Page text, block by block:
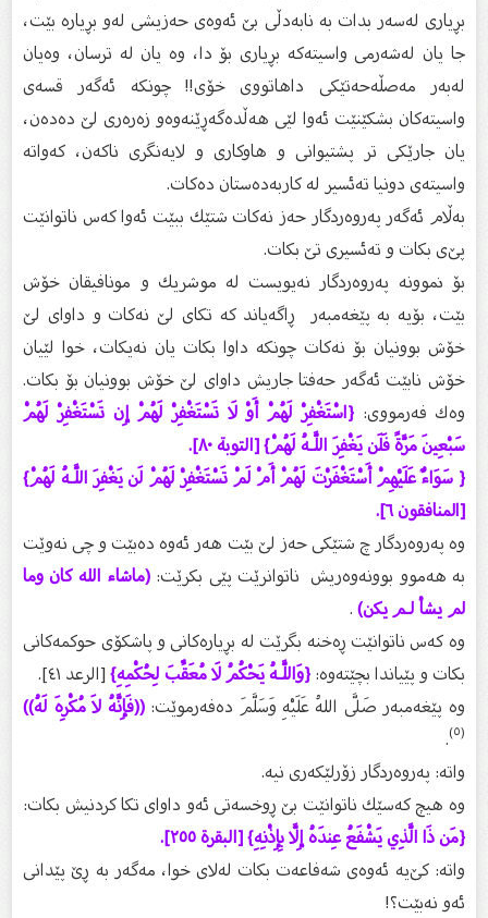
بڕیاری لەسەر بدات بە نابەدڵی بێ‌ ئەوەی حەزیشی لەو بڕیارە بێت،
جا یان لەشەرمی واسیتەكە بڕیاری بۆ دا، وە یان لە ترسان، وەیان
لەبەر مەصڵەحەتێكی داهاتووی خۆی!! چونكە ئەگەر قسەی
واسیتەكان بشكێنێت ئەوا لێی هەڵدەگەڕێنەوەو زەرەری لێ‌ دەدەن،
یان جارێكی تر پشتیوانی و هاوكاری و لایەنگری ناكەن، كەواتە
واسیتەی دونیا تەئسیر لە كاربەدەستان دەكات.
بەڵام ئەگەر پەروەردگار حەز نەكات شتێك ببێت ئەوا كەس ناتوانێت
پێ‌ی بكات و تەئسیری تێ‌ بكات.
بۆ نموونە پەروەردگار نەیویست لە موشریك و مونافیقان خۆش
بێت، بۆیە بە پێغەمبەر ڕاگەیاند كە تكای لێ‌ نەكات و داوای لێ‌
خۆش بوونیان بۆ نەكات چونكە داوا بكات یان نەیكات، خوا لێیان
خۆش نابێت ئەگەر حەفتا جاریش داوای لێ‌ خۆش بوونیان بۆ بكات.
وەك فەرمووی:{اسْتَغْفِرْ لَهُمْ أَوْ لَا تَسْتَغْفِرْ لَهُمْ إِن تَسْتَغْفِرْ لَهُمْ
سَبْعِينَ مَرَّةً فَلَن يَغْفِرَ اللَّـهُ لَهُمْ} [التوبة ٨٠].
{ سَوَاءٌ عَلَيْهِمْ أَسْتَغْفَرْتَ لَهُمْ أَمْ لَمْ تَسْتَغْفِرْ لَهُمْ لَن يَغْفِرَ اللَّـهُ لَهُمْ}
[المنافقون ٦].
وە پەروەردگار چ شتێكی حەز لێ‌ بێت هەر ئەوە دەبێت و چی نەوێت
بە هەموو بوونەوەریش ناتوانرێت پێی بكرێت:(ماشاء الله كان وما
لم يشأ لـم يكن).
وە كەس ناتوانێت ڕەخنە بگرێت لە بڕیارەكانی و پاشكۆی حوكمەكانی
بكات و پێیاندا بچێتەوە:{وَاللَّـهُ يَحْكُمُ لَا مُعَقِّبَ لِحُكْمِهِ}[الرعد ٤١].
وە پێغەمبەر صَلَّى اللهُ عَلَيْهِ وَسَلَّمَ دەفەرموێت:((فَإِنَّهُ لاَ مُكْرِهَ لَهُ))
.
واتە: پەروەردگار زۆرلێكەری نیە.
وە هیچ كەسێك ناتوانێت بێ‌ ڕوخسەتی ئەو داوای تكا كردنیش بكات:
{مَن ذَا الَّذِي يَشْفَعُ عِندَهُ إِلَّا بِإِذْنِهِ} [البقرة ٢٥٥].
واتە: كێ‌یە ئەوەی شەفاعەت بكات لەلای خوا، مەگەر بە ڕێ‌ پێدانی
ئەو نەبێت؟!